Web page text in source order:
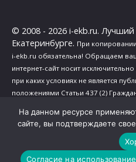
© 2008 - 2026 i-ekb.ru. Лучший
Екатеринбурге. При
i-ekb.ru обязательна! Обращаем
интернет-сайт носит
при каких условиях не является
положениями Статьи 437 (2)
Политика в отношении обработки
Сведения о реализуемых
На данном ресурсе
сайте, вы подтверждаете свое
Согласие на